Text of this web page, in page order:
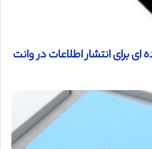
ای برای انتشار اطلاعات در وانت